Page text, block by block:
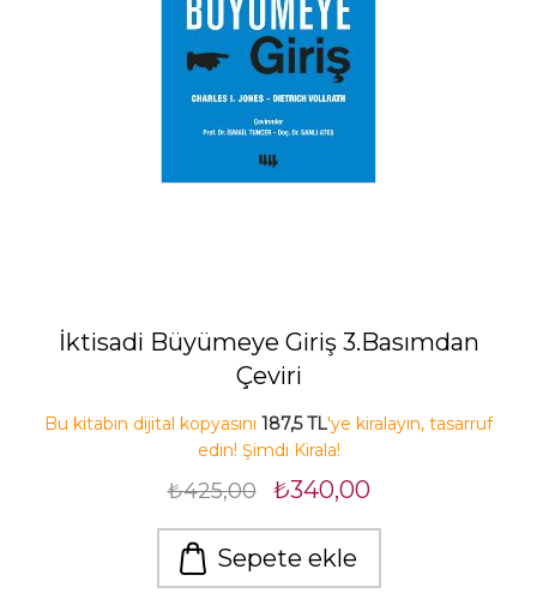
İktisadi Büyümeye Giriş 3.Basımdan
Çeviri
Bu kitabın dijital kopyasını 187,5 TL'ye kiralayın, tasarruf
edin! Şimdi Kirala!
₺425,00 ₺340,00
Sepete ekle